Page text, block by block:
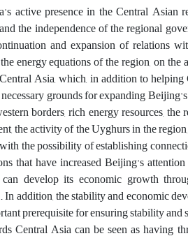
active presence in the Central Asian
the independence of the regional
and expansion of relations
energy equations of the region, on
Asia, which, in addition to
grounds for expanding
borders, rich energy resources,
the activity of the Uyghurs in the
the possibility of establishing
that have increased Beijing's
develop its economic growth
In addition, the stability and economic
prerequisite for ensuring stability
Central Asia can be seen as having